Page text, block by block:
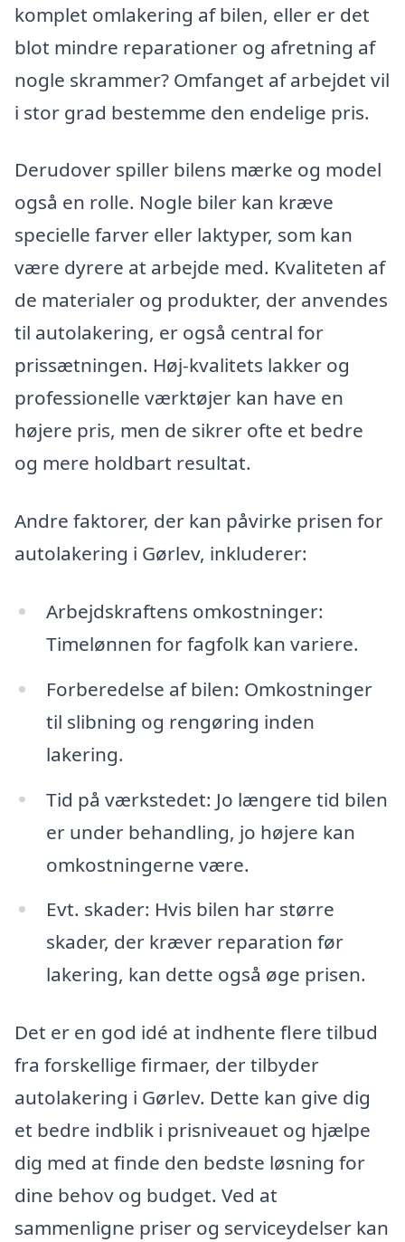
komplet omlakering af bilen, eller er det
blot mindre reparationer og afretning af
nogle skrammer? Omfanget af arbejdet vil
i stor grad bestemme den endelige pris.
Derudover spiller bilens mærke og model
også en rolle. Nogle biler kan kræve
specielle farver eller laktyper, som kan
være dyrere at arbejde med. Kvaliteten af
de materialer og produkter, der anvendes
til autolakering, er også central for
prissætningen. Høj-kvalitets lakker og
professionelle værktøjer kan have en
højere pris, men de sikrer ofte et bedre
og mere holdbart resultat.
Andre faktorer, der kan påvirke prisen for
autolakering i Gørlev, inkluderer:
Arbejdskraftens omkostninger:
Timelønnen for fagfolk kan variere.
Forberedelse af bilen: Omkostninger
til slibning og rengøring inden
lakering.
Tid på værkstedet: Jo længere tid bilen
er under behandling, jo højere kan
omkostningerne være.
Evt. skader: Hvis bilen har større
skader, der kræver reparation før
lakering, kan dette også øge prisen.
Det er en god idé at indhente flere tilbud
fra forskellige firmaer, der tilbyder
autolakering i Gørlev. Dette kan give dig
et bedre indblik i prisniveauet og hjælpe
dig med at finde den bedste løsning for
dine behov og budget. Ved at
sammenligne priser og serviceydelser kan